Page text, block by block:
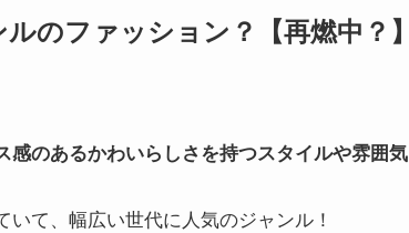
のファッション？【再燃中？】
のあるかわいらしさを持つスタイルや雰囲気
て、幅広い世代に人気のジャンル！